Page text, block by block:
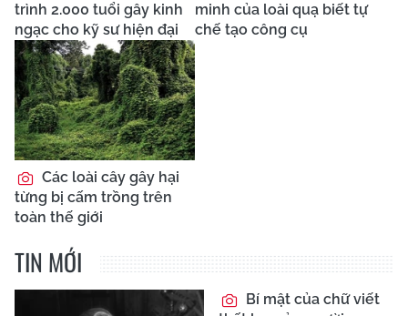
trình 2.000 tuổi gây kinh
ngạc cho kỹ sư hiện đại
minh của loài quạ biết tự
chế tạo công cụ
Các loài cây gây hại
từng bị cấm trồng trên
toàn thế giới
TIN MỚI
Bí mật của chữ viết